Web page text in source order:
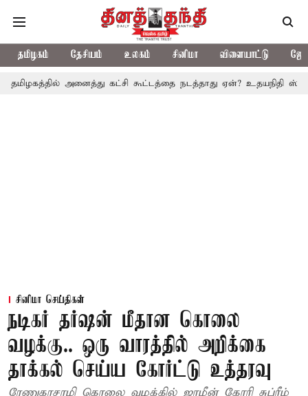
தமிழகம் தேசியம் உலகம் சினிமா விளையாட்டு
அனைத்து கட்சி கூட்டத்தை நடத்தாது ஏன்? உதயநிதி ஸ்டாலின் கேள்வி
சினிமா செய்திகள்
நடிகர் தர்ஷன் மீதான கொலை
வழக்கு.. ஒரு வாரத்தில் அறிக்கை
தாக்கல் செய்ய கோர்ட்டு உத்தரவு
ரேணுகாசாமி கொலை வழக்கில் ஜாமீன் கோரி சுப்ரீம்